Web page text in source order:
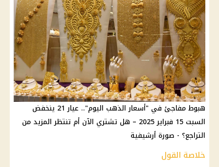
هبوط مفاجئ في "أسعار الذهب اليوم".. عيار 21 ينخفض
السبت 15 فبراير 2025 – هل تشتري الآن أم تنتظر المزيد من
التراجع؟ - صورة أرشيفية
خلاصة القول